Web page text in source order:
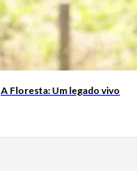
A Floresta: Um legado vivo